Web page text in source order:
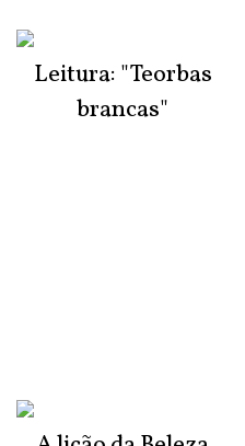
Leitura: "Teorbas
brancas"